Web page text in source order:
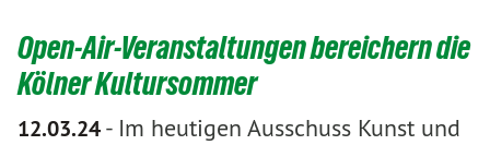
Open-Air-Veranstaltungen bereichern die
Kölner Kultursommer
12.03.24- Im heutigen Ausschuss Kunst und